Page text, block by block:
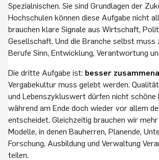
Spezialnischen. Sie sind Grundlagen der
Hochschulen können diese Aufgabe nicht
brauchen klare Signale aus Wirtschaft,
Gesellschaft. Und die Branche selbst muss
Berufe Sinn, Entwicklung, Verantwortung
Die dritte Aufgabe ist: besser
Vergabekultur muss gelebt werden.
und Lebenszykluswert dürfen nicht schöne
während am Ende doch wieder vor allem
entscheidet. Gleichzeitig brauchen wir
Modelle, in denen Bauherren, Planende,
Forschung, Ausbildung und Verwaltung
teilen.